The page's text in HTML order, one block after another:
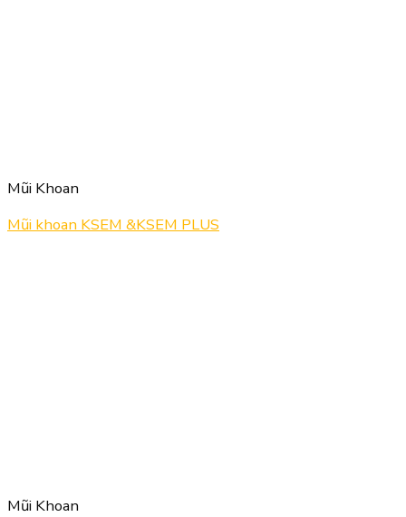
Mũi Khoan
Mũi khoan KSEM &KSEM PLUS
Mũi Khoan